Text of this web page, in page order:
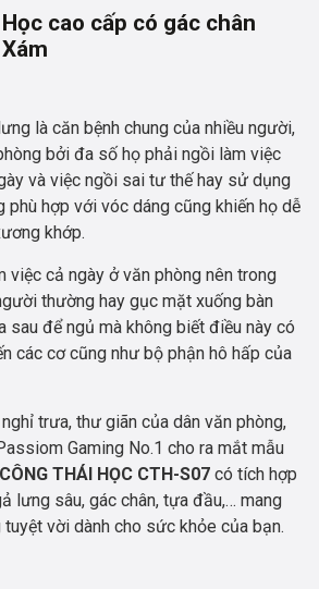
S07
Màu
lượng
cao cấp có gác chân
là căn bệnh chung của nhiều người,
bởi đa số họ phải ngồi làm việc
và việc ngồi sai tư thế hay sử dụng
phù hợp với vóc dáng cũng khiến họ dễ
khớp.
việc cả ngày ở văn phòng nên trong
thường hay gục mặt xuống bàn
sau để ngủ mà không biết điều này có
các cơ cũng như bộ phận hô hấp của
trưa, thư giãn của dân văn phòng,
Gaming No.1 cho ra mắt mẫu
CÔNG THÁI HỌC CTH-S07 có tích hợp
lưng sâu, gác chân, tựa đầu,… mang
vời dành cho sức khỏe của bạn.